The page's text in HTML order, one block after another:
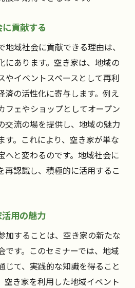
貢献する
域社会に貢献できる理由は、
にあります。空き家は、地域の
やイベントスペースとして再利
済の活性化に寄与します。例え
フェやショップとしてオープン
交流の場を提供し、地域の魅力
す。これにより、空き家が単な
へと変わるのです。地域社会に
再認識し、積極的に活用するこ
用の魅力
加することは、空き家の新たな
です。このセミナーでは、地域
じて、実践的な知識を得ること
空き家を利用した地域イベント